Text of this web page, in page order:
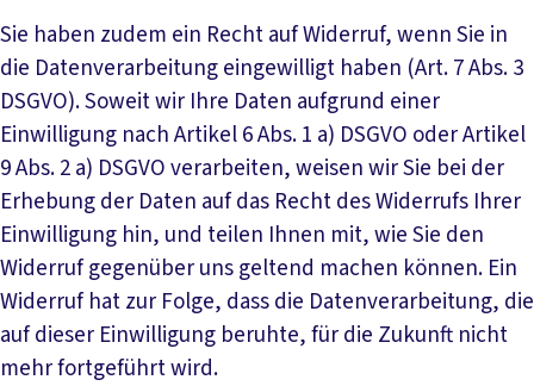
Sie haben zudem ein Recht auf Widerruf, wenn Sie in
die Datenverarbeitung eingewilligt haben (Art. 7 Abs. 3
DSGVO). Soweit wir Ihre Daten aufgrund einer
Einwilligung nach Artikel 6 Abs. 1 a) DSGVO oder Artikel
9 Abs. 2 a) DSGVO verarbeiten, weisen wir Sie bei der
Erhebung der Daten auf das Recht des Widerrufs Ihrer
Einwilligung hin, und teilen Ihnen mit, wie Sie den
Widerruf gegenüber uns geltend machen können. Ein
Widerruf hat zur Folge, dass die Datenverarbeitung, die
auf dieser Einwilligung beruhte, für die Zukunft nicht
mehr fortgeführt wird.